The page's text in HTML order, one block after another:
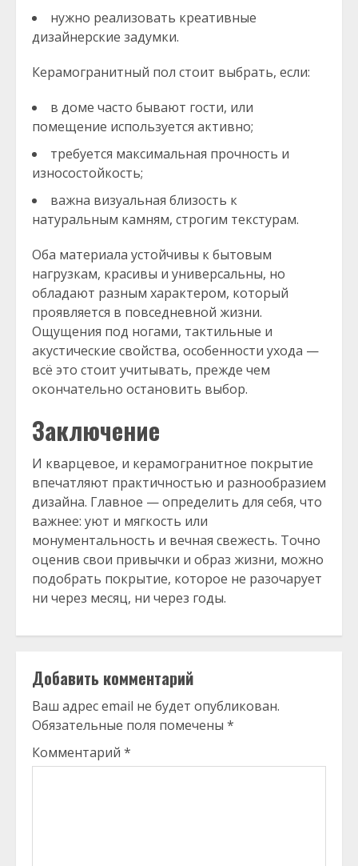
нужно реализовать креативные
дизайнерские задумки.
Керамогранитный пол стоит выбрать, если:
в доме часто бывают гости, или
помещение используется активно;
требуется максимальная прочность и
износостойкость;
важна визуальная близость к
натуральным камням, строгим текстурам.
Оба материала устойчивы к бытовым
нагрузкам, красивы и универсальны, но
обладают разным характером, который
проявляется в повседневной жизни.
Ощущения под ногами, тактильные и
акустические свойства, особенности ухода —
всё это стоит учитывать, прежде чем
окончательно остановить выбор.
Заключение
И кварцевое, и керамогранитное покрытие
впечатляют практичностью и разнообразием
дизайна. Главное — определить для себя, что
важнее: уют и мягкость или
монументальность и вечная свежесть. Точно
оценив свои привычки и образ жизни, можно
подобрать покрытие, которое не разочарует
ни через месяц, ни через годы.
Добавить комментарий
Ваш адрес email не будет опубликован.
Обязательные поля помечены *
Комментарий *